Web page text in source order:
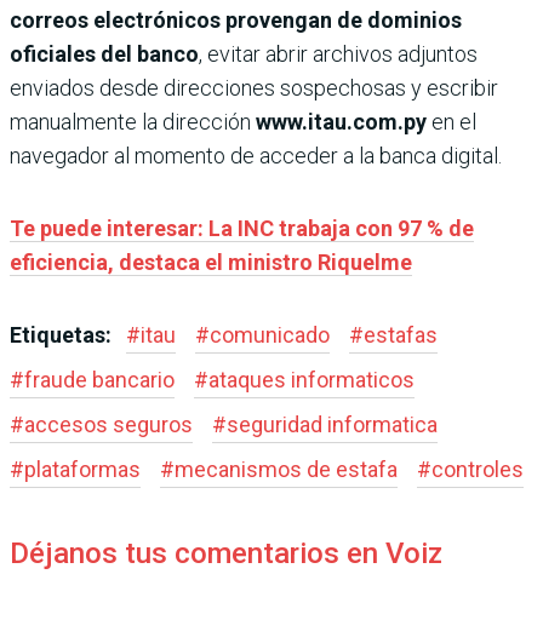
correos electrónicos provengan de dominios
oficiales del banco, evitar abrir archivos adjuntos
enviados desde direcciones sospechosas y escribir
manualmente la dirección www.itau.com.py en el
navegador al momento de acceder a la banca digital.
Te puede interesar: La INC trabaja con 97 % de
eficiencia, destaca el ministro Riquelme
Etiquetas: #itau #comunicado #estafas
#fraude bancario #ataques informaticos
#accesos seguros #seguridad informatica
#plataformas #mecanismos de estafa #controles
Déjanos tus comentarios en Voiz